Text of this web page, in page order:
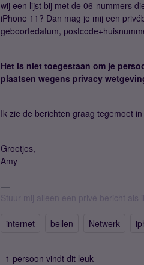
wij een lijst bij met de 06-nummers
iPhone 11? Dan mag je mij een
geboortedatum,
Het is niet toegestaan om je
plaatsen wegens privacy
Ik zie de berichten graag tegemoet
Groetjes,
Amy
Stuur mij alleen een privé bericht als
internet bellen Netwerk
1 persoon vindt dit leuk